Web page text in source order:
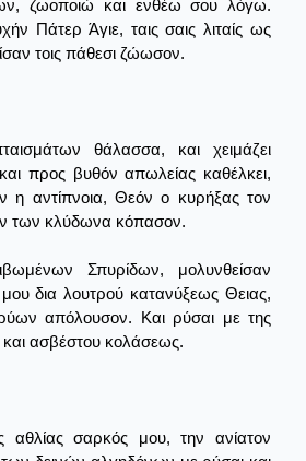
ζωοποιώ και ενθέω σου λόγω.
Πάτερ Άγιε, ταις σαις λιταίς ως
τοις πάθεσι ζώωσον.
θάλασσα, και χειμάζει
προς βυθόν απωλείας καθέλκει,
η αντίπνοια, Θεόν ο κυρήξας τον
των κλύδωνα κόπασον.
Σπυρίδων, μολυνθείσαν
δια λουτρού κατανύξεως Θειας,
απόλουσον. Και ρύσαι με της
και ασβέστου κολάσεως.
αθλίας σαρκός μου, την ανίατον